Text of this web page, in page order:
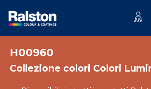
H00960
Collezione colori Colori